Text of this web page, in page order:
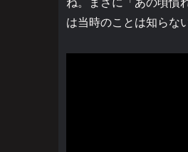
は当時のことは知らな